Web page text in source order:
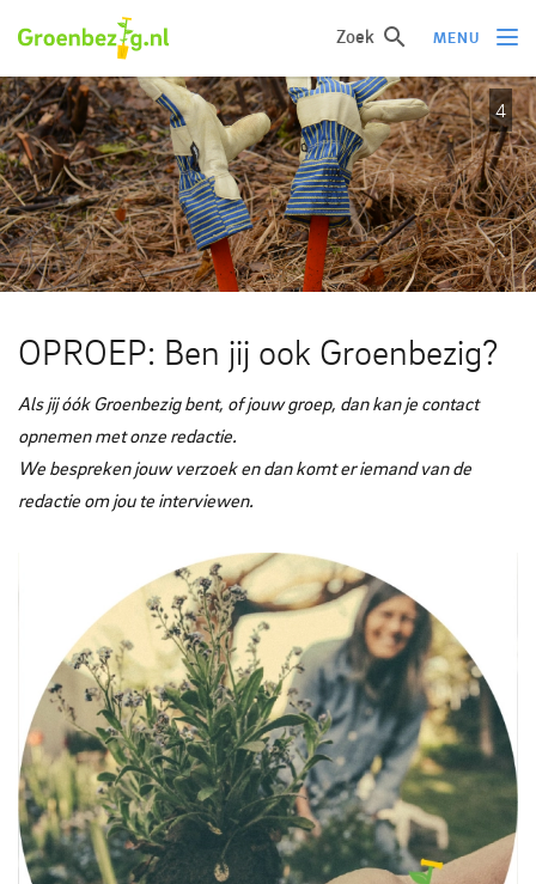
Zoek MENU
Ik wil iets doen
Ik wil iets leren
Groepen of initiatieven
Verhalen uit het veld
Over groenbezig
Meld jouw werkgroep of initiatief aan
4
OPROEP: Ben jij ook Groenbezig?
Als jij óók Groenbezig bent, of jouw groep, dan kan je contact
opnemen met onze redactie.
We bespreken jouw verzoek en dan komt er iemand van de
redactie om jou te interviewen.